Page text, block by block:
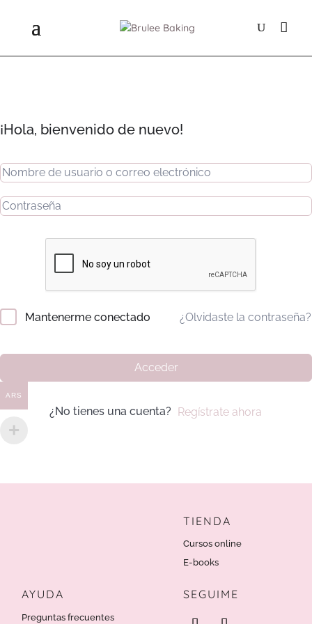
¡Hola, bienvenido de nuevo!
Mantenerme conectado ¿Olvidaste la contraseña?
Acceder
¿No tienes una cuenta? Regístrate ahora
TIENDA
Cursos online
E-books
AYUDA
Preguntas frecuentes
SEGUIME
ARS